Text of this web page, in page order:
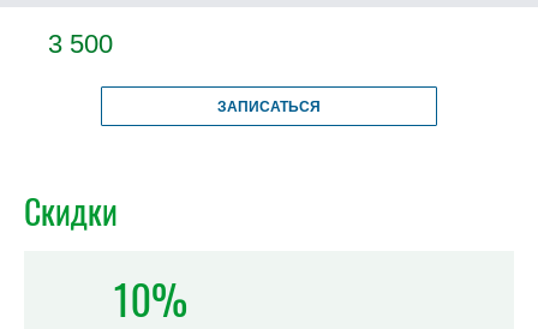
3 500
ЗАПИСАТЬСЯ
Скидки
10%